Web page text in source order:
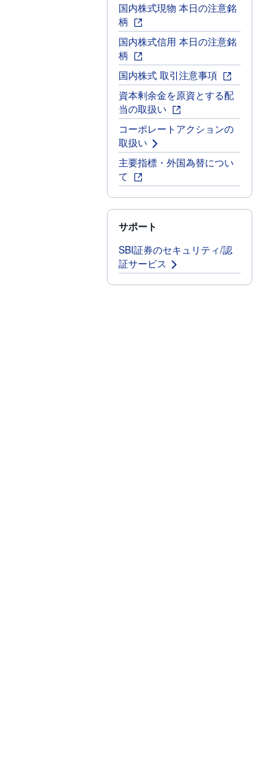
国内株式現物 本日の注意銘
柄
国内株式信用 本日の注意銘
柄
国内株式 取引注意事項
資本剰余金を原資とする配
当の取扱い
コーポレートアクションの
取扱い
主要指標・外国為替につい
て
サポート
SBI証券のセキュリティ/認
証サービス